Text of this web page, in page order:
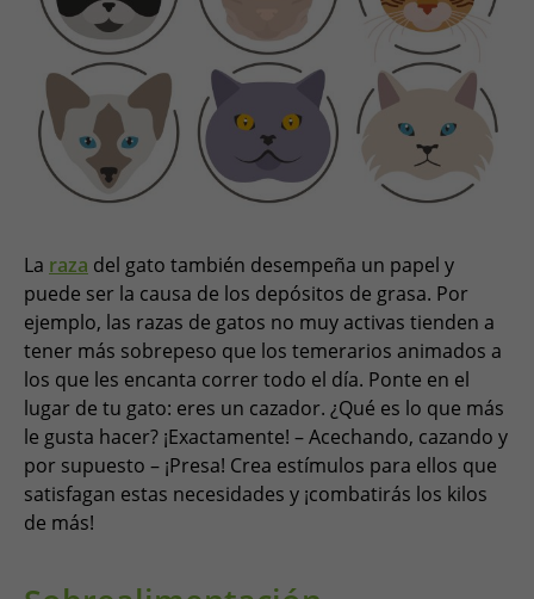
La raza del gato también desempeña un papel y
puede ser la causa de los depósitos de grasa. Por
ejemplo, las razas de gatos no muy activas tienden a
tener más sobrepeso que los temerarios animados a
los que les encanta correr todo el día. Ponte en el
lugar de tu gato: eres un cazador. ¿Qué es lo que más
le gusta hacer? ¡Exactamente! – Acechando, cazando y
por supuesto – ¡Presa! Crea estímulos para ellos que
satisfagan estas necesidades y ¡combatirás los kilos
de más!